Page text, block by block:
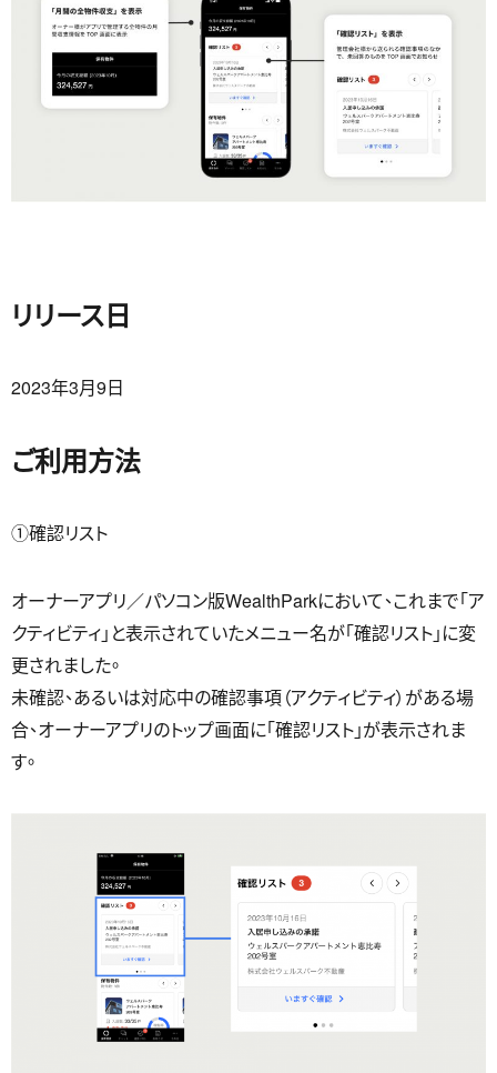
リリース日
2023年3月9日
ご利用方法
①確認リスト
オーナーアプリ／パソコン版WealthParkにおいて、これまで「ア
クティビティ」と表示されていたメニュー名が「確認リスト」に変
更されました。
未確認、あるいは対応中の確認事項（アクティビティ）がある場
合、オーナーアプリのトップ画面に「確認リスト」が表示されま
す。